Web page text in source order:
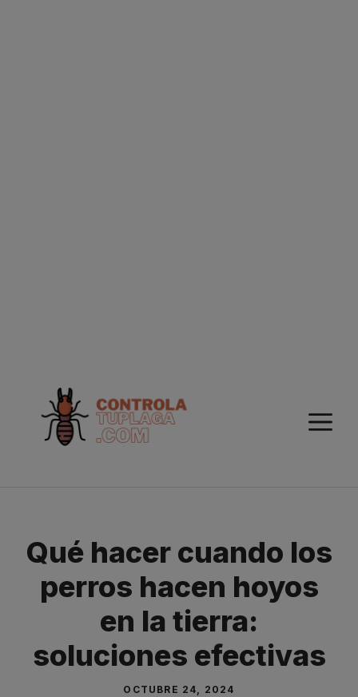
contenido
Qué hacer cuando los
perros hacen hoyos
en la tierra:
soluciones efectivas
OCTUBRE 24, 2024